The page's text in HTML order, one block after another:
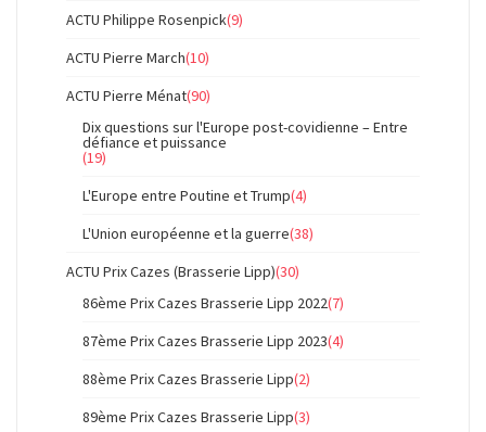
ACTU Philippe Rosenpick(9)
ACTU Pierre March(10)
ACTU Pierre Ménat(90)
Dix questions sur l'Europe post-covidienne – Entre
défiance et puissance
(19)
L'Europe entre Poutine et Trump(4)
L'Union européenne et la guerre(38)
ACTU Prix Cazes (Brasserie Lipp)(30)
86ème Prix Cazes Brasserie Lipp 2022(7)
87ème Prix Cazes Brasserie Lipp 2023(4)
88ème Prix Cazes Brasserie Lipp(2)
89ème Prix Cazes Brasserie Lipp(3)